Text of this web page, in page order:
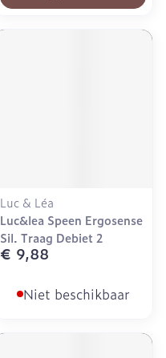
Luc & Léa
Luc&lea Speen Ergosense
Sil. Traag Debiet 2
€ 9,88
Niet beschikbaar